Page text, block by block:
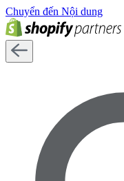
Chuyển đến Nội dung